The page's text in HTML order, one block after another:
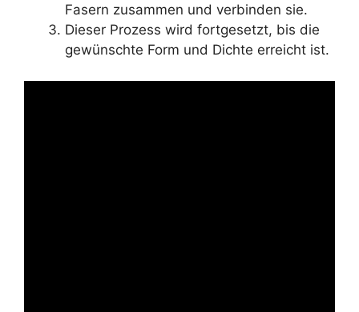
Fasern zusammen und verbinden sie.
Dieser Prozess wird fortgesetzt, bis die
gewünschte Form und Dichte erreicht ist.